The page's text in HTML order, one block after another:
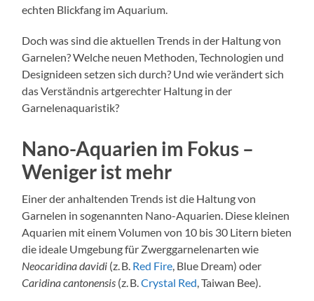
echten Blickfang im Aquarium.
Doch was sind die aktuellen Trends in der Haltung von
Garnelen? Welche neuen Methoden, Technologien und
Designideen setzen sich durch? Und wie verändert sich
das Verständnis artgerechter Haltung in der
Garnelenaquaristik?
Nano-Aquarien im Fokus –
Weniger ist mehr
Einer der anhaltenden Trends ist die Haltung von
Garnelen in sogenannten Nano-Aquarien. Diese kleinen
Aquarien mit einem Volumen von 10 bis 30 Litern bieten
die ideale Umgebung für Zwerggarnelenarten wie
Neocaridina davidi (z. B. Red Fire , Blue Dream) oder
Caridina cantonensis (z. B.Crystal Red , Taiwan Bee).